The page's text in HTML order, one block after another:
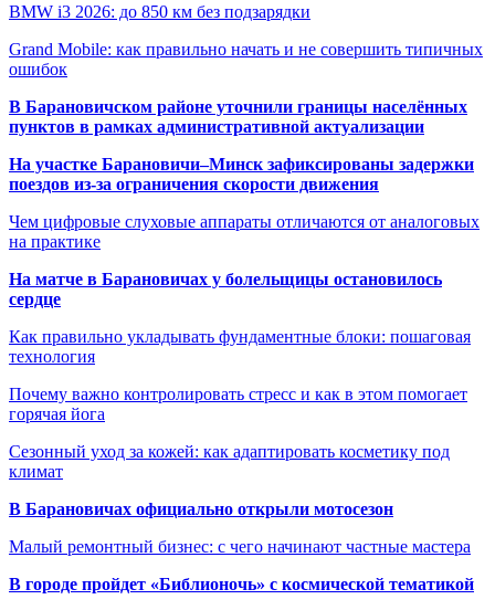
BMW i3 2026: до 850 км без подзарядки
Grand Mobile: как правильно начать и не совершить типичных
ошибок
В Барановичском районе уточнили границы населённых
пунктов в рамках административной актуализации
На участке Барановичи–Минск зафиксированы задержки
поездов из-за ограничения скорости движения
Чем цифровые слуховые аппараты отличаются от аналоговых
на практике
На матче в Барановичах у болельщицы остановилось
сердце
Как правильно укладывать фундаментные блоки: пошаговая
технология
Почему важно контролировать стресс и как в этом помогает
горячая йога
Сезонный уход за кожей: как адаптировать косметику под
климат
В Барановичах официально открыли мотосезон
Малый ремонтный бизнес: с чего начинают частные мастера
В городе пройдет «Библионочь» с космической тематикой